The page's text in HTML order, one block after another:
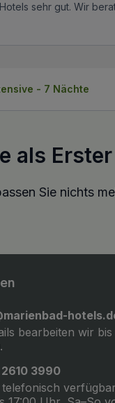
sehr gut. Wir
- 7 Nächte
als
Sie nichts
bearbeiten wir
2610 3990